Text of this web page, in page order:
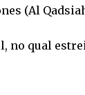
(Al
no qual